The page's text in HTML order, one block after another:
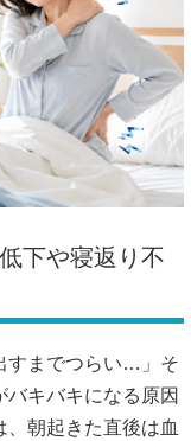
下や寝返り不
すまでつらい…」そ
キバキになる原因
朝起きた直後は血